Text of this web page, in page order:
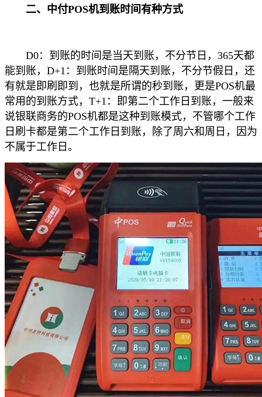
二、中付POS机到账时间有种方式
D0：到账的时间是当天到账，不分节日，365天都
能到账，D+1：到账时间是隔天到账，不分节假日，还
有就是即刷即到，也就是所谓的秒到账，更是POS机最
常用的到账方式，T+1：即第二个工作日到账，一般来
说银联商务的POS机都是这种到账模式，不管哪个工作
日刷卡都是第二个工作日到账，除了周六和周日，因为
不属于工作日。